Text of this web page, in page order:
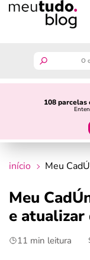
108 parcelas
guia do
crédito fácil
últimas
início Meu
Meu
e
11 min leitura